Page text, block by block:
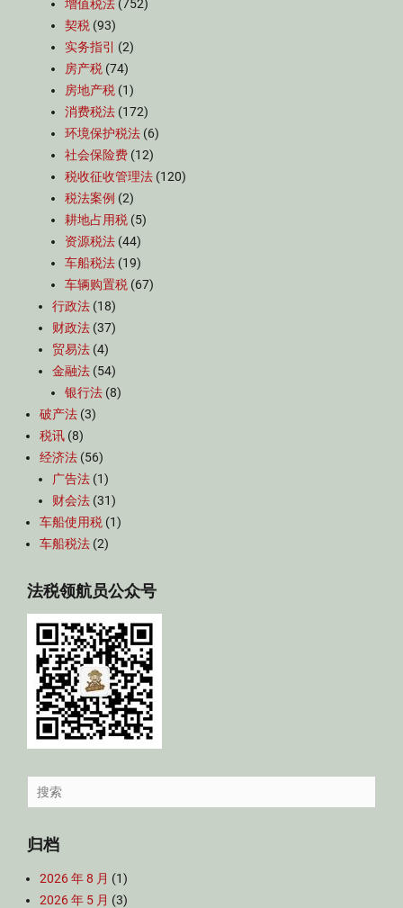
增值税法 (752)
契税 (93)
实务指引
(2)
房产税 (74)
房地产税 (1)
消费税法 (172)
环境保护税法 (6)
社会保险费 (12)
税收征收管理法 (120)
税法案例 (2)
耕地占用税 (5)
资源税法 (44)
车船税法 (19)
车辆购置税 (67)
行政法 (18)
财政法 (37)
贸易法 (4)
金融法 (54)
银行法 (8)
破产法 (3)
税讯 (8)
经济法 (56)
广告法 (1)
财会法 (31)
车船使用税 (1)
车船税法 (2)
法税领航员公众号
Search
for:
归档
2026 年 8 月 (1)
2026 年 5 月 (3)